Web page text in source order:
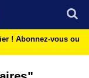
! Abonnez-vous ou